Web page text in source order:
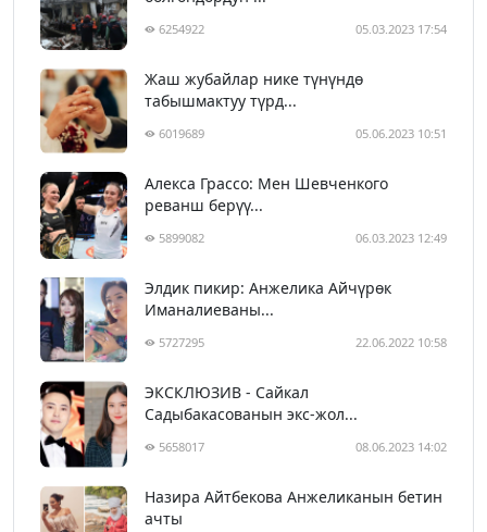
6254922 05.03.2023 17:54
Жаш жубайлар нике түнүндө
табышмактуу түрд...
6019689 05.06.2023 10:51
Алекса Грассо: Мен Шевченкого
реванш берүү...
5899082 06.03.2023 12:49
Элдик пикир: Анжелика Айчүрөк
Иманалиеваны...
5727295 22.06.2022 10:58
ЭКСКЛЮЗИВ - Сайкал
Садыбакасованын экс-жол...
5658017 08.06.2023 14:02
Назира Айтбекова Анжеликанын бетин
ачты